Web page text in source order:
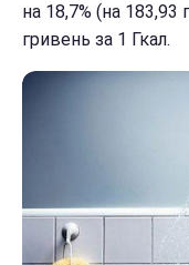
на 18,7% (на 183,93
гривень за 1 Гкал.